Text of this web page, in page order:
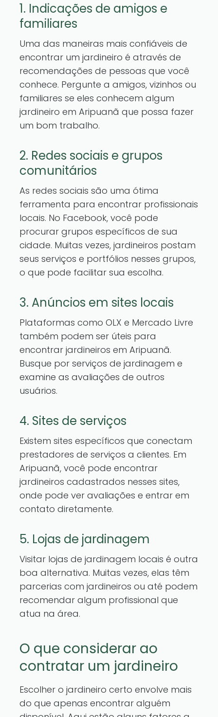
1. Indicações de amigos e
familiares
Uma das maneiras mais confiáveis de
encontrar um jardineiro é através de
recomendações de pessoas que você
conhece. Pergunte a amigos, vizinhos ou
familiares se eles conhecem algum
jardineiro em Aripuanã que possa fazer
um bom trabalho.
2. Redes sociais e grupos
comunitários
As redes sociais são uma ótima
ferramenta para encontrar profissionais
locais. No Facebook, você pode
procurar grupos específicos de sua
cidade. Muitas vezes, jardineiros postam
seus serviços e portfólios nesses grupos,
o que pode facilitar sua escolha.
3. Anúncios em sites locais
Plataformas como OLX e Mercado Livre
também podem ser úteis para
encontrar jardineiros em Aripuanã.
Busque por serviços de jardinagem e
examine as avaliações de outros
usuários.
4. Sites de serviços
Existem sites específicos que conectam
prestadores de serviços a clientes. Em
Aripuanã, você pode encontrar
jardineiros cadastrados nesses sites,
onde pode ver avaliações e entrar em
contato diretamente.
5. Lojas de jardinagem
Visitar lojas de jardinagem locais é outra
boa alternativa. Muitas vezes, elas têm
parcerias com jardineiros ou até podem
recomendar algum profissional que
atua na área.
O que considerar ao
contratar um jardineiro
Escolher o jardineiro certo envolve mais
do que apenas encontrar alguém